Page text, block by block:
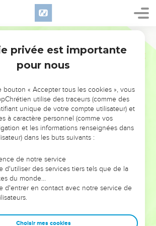
PAS L’ÉVÉNEMENT
DE L’ANNÉE !
POUVAIENT VOUS ÉVITER LES
VOTRES ?
Mais on voit moins les doutes, les erreurs
qu'ils ont traversés, alors même que ce
elles qui les ont façonnés.
leaders, entrepreneurs, et responsables
avec plus de sagesse afin que leurs erreurs
privée est importante
pour nous
bouton « Accepter tous les cookies », vous
utilise des traceurs (comme des
unique de votre compte utilisateur) et
à caractère personnel (comme vos
et les informations renseignées dans
dans les buts suivants :
de notre service
d'utiliser des services tiers tels que de la
du monde…
d'entrer en contact avec notre service de
Choisir mes cookies